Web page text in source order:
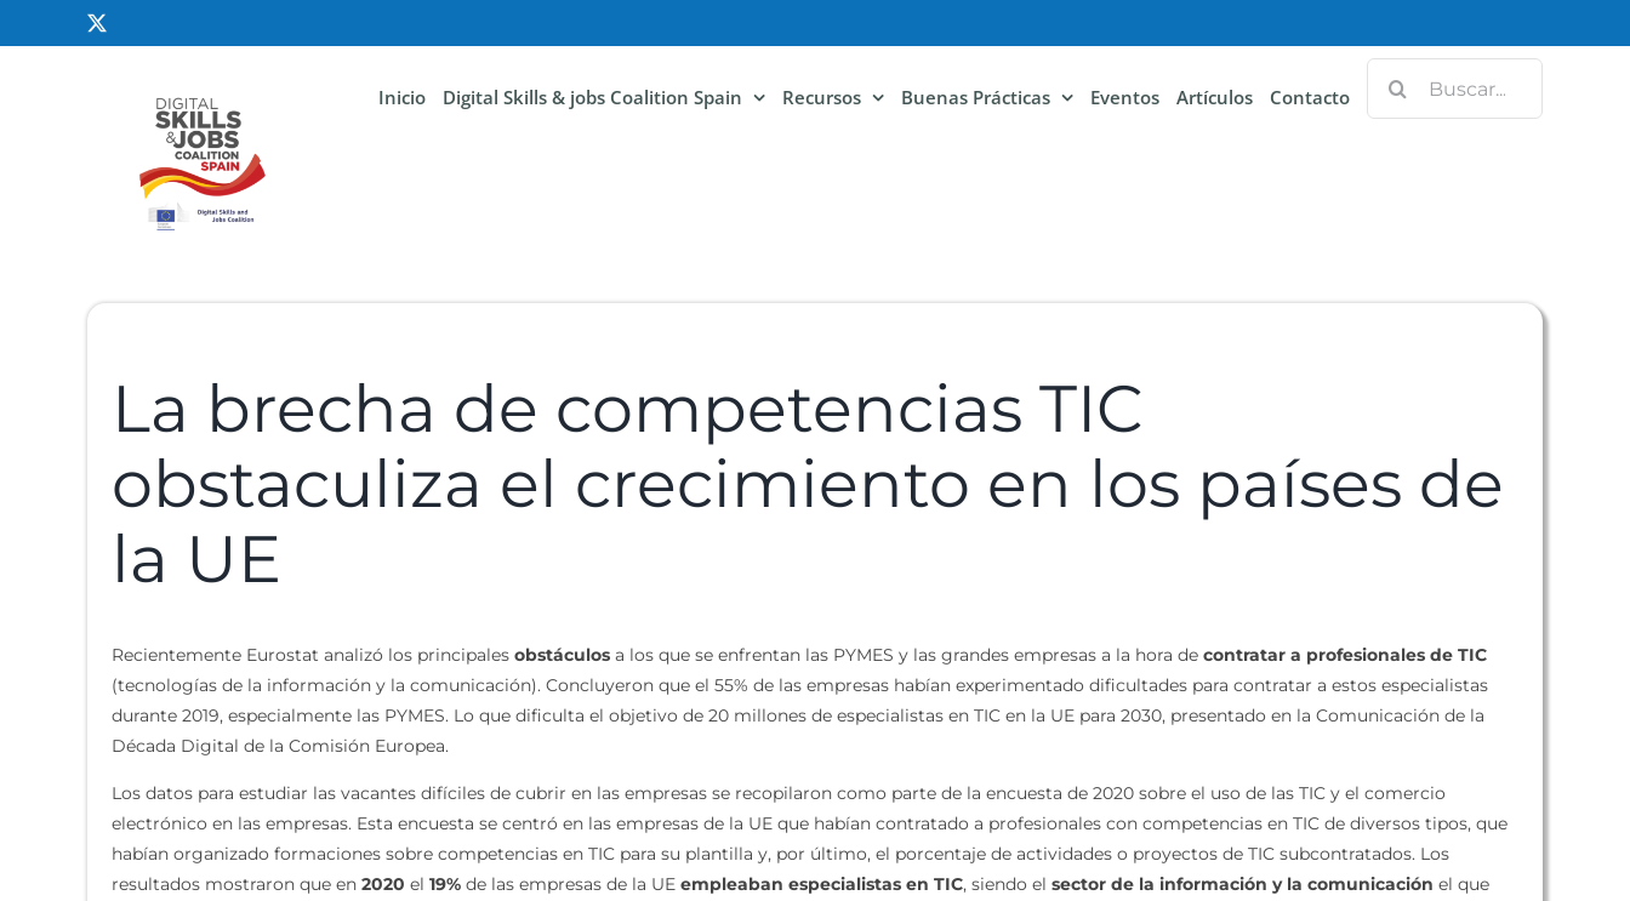
Inicio Digital Skills & jobs Coalition Spain Recursos Buenas Prácticas Eventos Artículos Contacto
La brecha de competencias TIC
obstaculiza el crecimiento en los países de
la UE
Recientemente Eurostat analizó los principales obstáculos a los que se enfrentan las PYMES y las grandes empresas a la hora de contratar a profesionales de TIC
(tecnologías de la información y la comunicación). Concluyeron que el 55% de las empresas habían experimentado dificultades para contratar a estos especialistas
durante 2019, especialmente las PYMES. Lo que dificulta el objetivo de 20 millones de especialistas en TIC en la UE para 2030, presentado en la Comunicación de la
Década Digital de la Comisión Europea.
Los datos para estudiar las vacantes difíciles de cubrir en las empresas se recopilaron como parte de la encuesta de 2020 sobre el uso de las TIC y el comercio
electrónico en las empresas. Esta encuesta se centró en las empresas de la UE que habían contratado a profesionales con competencias en TIC de diversos tipos, que
habían organizado formaciones sobre competencias en TIC para su plantilla y, por último, el porcentaje de actividades o proyectos de TIC subcontratados. Los
resultados mostraron que en 2020 el 19% de las empresas de la UE empleaban especialistas en TIC, siendo el sector de la información y la comunicación el que